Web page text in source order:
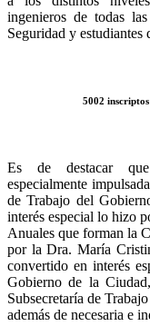
ingenieros de todas
Seguridad y estudiantes
5002
Es de destacar
especialmente
de Trabajo del
interés especial lo hizo
Anuales que forman la
por la Dra. María
convertido en interés
Gobierno de la
Subsecretaría de
además de necesaria e